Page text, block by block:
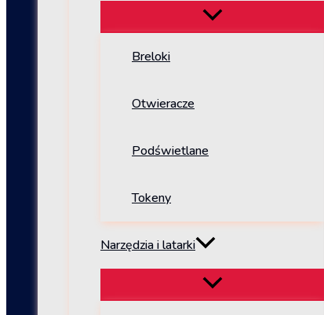
Breloki
Otwieracze
Podświetlane
Tokeny
Narzędzia i latarki